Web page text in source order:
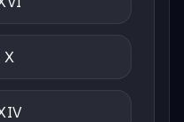
X